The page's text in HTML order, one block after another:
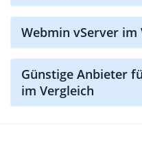
Webmin vServer im
Günstige Anbieter
im Vergleich